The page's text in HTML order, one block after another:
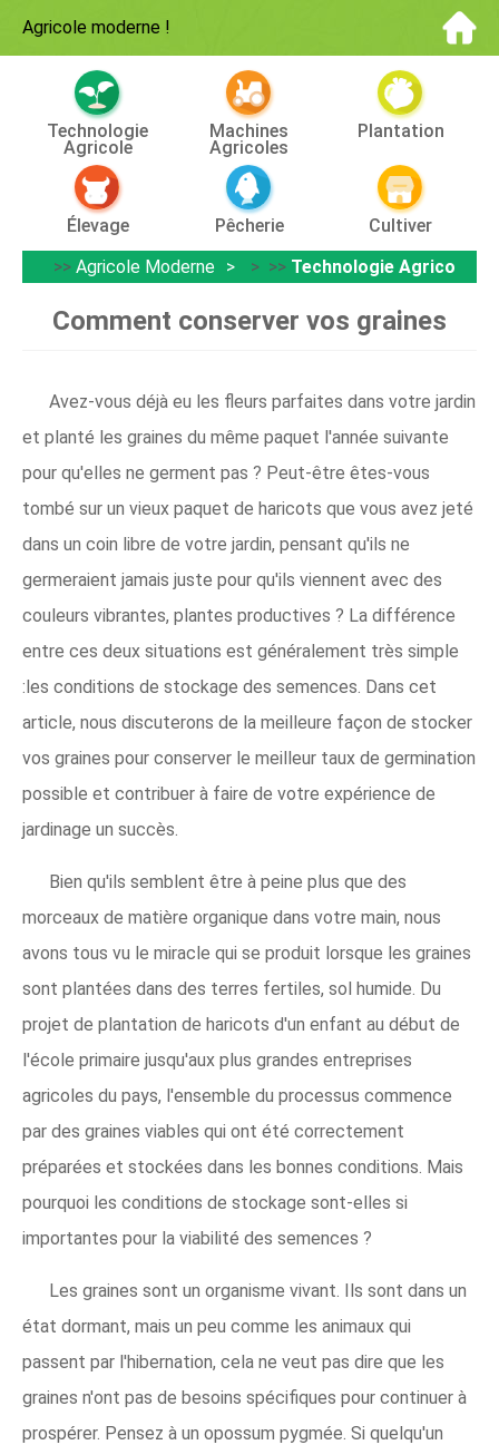
Agricole moderne !
Technologie
Agricole
Machines
Agricoles
Plantation
Élevage Pêcherie
Cultiver
>> Agricole Moderne > >> Technologie Agricole
Comment conserver vos graines
Avez-vous déjà eu les fleurs parfaites dans votre jardin
et planté les graines du même paquet l'année suivante
pour qu'elles ne germent pas ? Peut-être êtes-vous
tombé sur un vieux paquet de haricots que vous avez jeté
dans un coin libre de votre jardin, pensant qu'ils ne
germeraient jamais juste pour qu'ils viennent avec des
couleurs vibrantes, plantes productives ? La différence
entre ces deux situations est généralement très simple
:les conditions de stockage des semences. Dans cet
article, nous discuterons de la meilleure façon de stocker
vos graines pour conserver le meilleur taux de germination
possible et contribuer à faire de votre expérience de
jardinage un succès.
Bien qu'ils semblent être à peine plus que des
morceaux de matière organique dans votre main, nous
avons tous vu le miracle qui se produit lorsque les graines
sont plantées dans des terres fertiles, sol humide. Du
projet de plantation de haricots d'un enfant au début de
l'école primaire jusqu'aux plus grandes entreprises
agricoles du pays, l'ensemble du processus commence
par des graines viables qui ont été correctement
préparées et stockées dans les bonnes conditions. Mais
pourquoi les conditions de stockage sont-elles si
importantes pour la viabilité des semences ?
Les graines sont un organisme vivant. Ils sont dans un
état dormant, mais un peu comme les animaux qui
passent par l'hibernation, cela ne veut pas dire que les
graines n'ont pas de besoins spécifiques pour continuer à
prospérer. Pensez à un opossum pygmée. Si quelqu'un